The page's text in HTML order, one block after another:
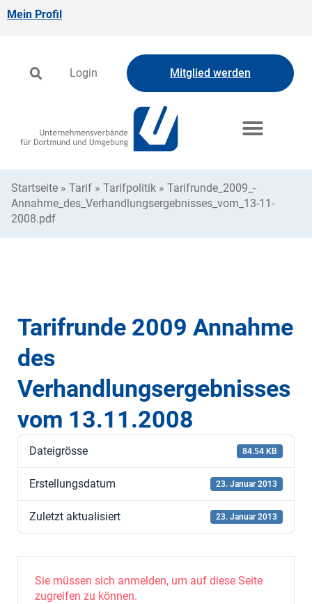
Mein Profil
Login Mitglied werden
Startseite » Tarif » Tarifpolitik » Tarifrunde_2009_-
Annahme_des_Verhandlungsergebnisses_vom_13-11-
2008.pdf
Tarifrunde 2009 Annahme
des
Verhandlungsergebnisses
vom 13.11.2008
Dateigrösse 84.54 KB
Erstellungsdatum 23. Januar 2013
Zuletzt aktualisiert 23. Januar 2013
Sie müssen sich anmelden, um auf diese Seite
zugreifen zu können.